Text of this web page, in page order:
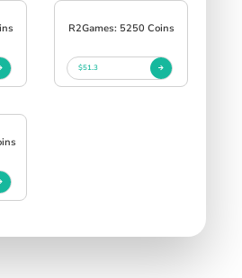
R2Games: 5250 Coins
$51.3